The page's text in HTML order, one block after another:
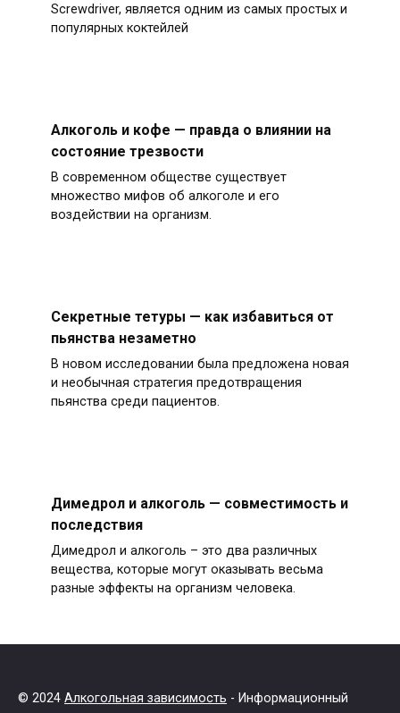
Screwdriver, является одним из самых простых и
популярных коктейлей
Алкоголь и кофе — правда о влиянии на
состояние трезвости
В современном обществе существует
множество мифов об алкоголе и его
воздействии на организм.
Секретные тетуры — как избавиться от
пьянства незаметно
В новом исследовании была предложена новая
и необычная стратегия предотвращения
пьянства среди пациентов.
Димедрол и алкоголь — совместимость и
последствия
Димедрол и алкоголь – это два различных
вещества, которые могут оказывать весьма
разные эффекты на организм человека.
© 2024 Алкогольная зависимость - Информационный